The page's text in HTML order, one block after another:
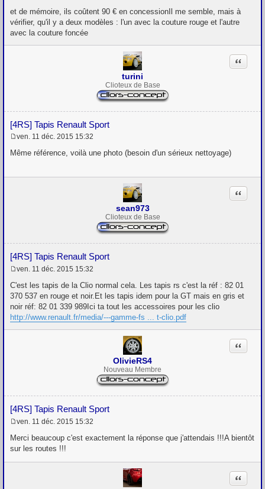
e
s
s
a
et de mémoire, ils coûtent 90 € en concessionIl me semble, mais à
vérifier, qu'il y a deux modèles : l'un avec la couture rouge et l'autre
avec la couture foncée
turini
Clioteux de Base
[4RS] Tapis Renault Sport
Citation
e
a
ven. 11 déc. 2015 15:32
Même référence, voilà une photo (besoin d'un sérieux nettoyage)
sean973
Clioteux de Base
[4RS] Tapis Renault Sport
Citation
e
s
s
a
g
e
ven. 11 déc. 2015 15:32
C'est les tapis de la Clio normal cela. Les tapis rs c'est la réf : 82 01
370 537 en rouge et noir.Et les tapis idem pour la GT mais en gris et
noir réf: 82 01 339 989Ici ta tout les accessoires pour les clio
http://www.renault.fr/media/---gamme-fs ... t-clio.pdf
OlivieRS4
Nouveau Membre
[4RS] Tapis Renault Sport
Citation
e
s
a
ven. 11 déc. 2015 15:32
Merci beaucoup c'est exactement la réponse que j'attendais !!!A bientôt
sur les routes !!!
Citation